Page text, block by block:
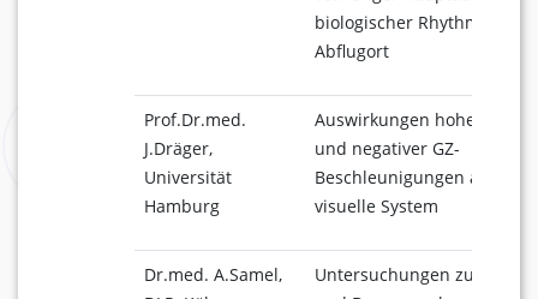
biologischer Rhythmen an
Abflugort
Prof.Dr.med.
J.Dräger,
Universität
Hamburg
Auswirkungen hoher
und negativer GZ-
Beschleunigungen auf das
visuelle System
Dr.med. A.Samel,
Untersuchungen zur